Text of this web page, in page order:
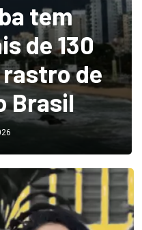
tem
de 130
de
Brasil